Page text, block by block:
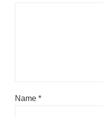
Name *